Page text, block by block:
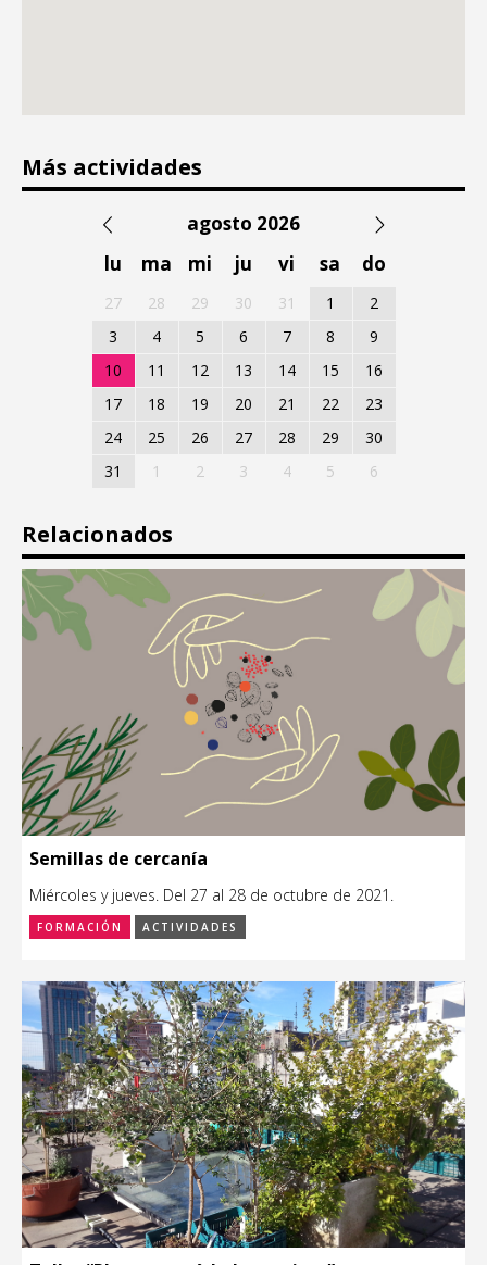
Más actividades
agosto 2026
lu
ma mi ju vi sa do
27 28 29 30 31 1
2
3
4 5 6 7 8
9
10
11 12 13 14 15
16
17
18 19 20 21 22
23
24
25 26 27 28 29
30
31
1 2 3 4 5 6
Relacionados
Semillas de cercanía
Miércoles y jueves. Del 27 al 28 de octubre de 2021.
FORMACIÓN ACTIVIDADES